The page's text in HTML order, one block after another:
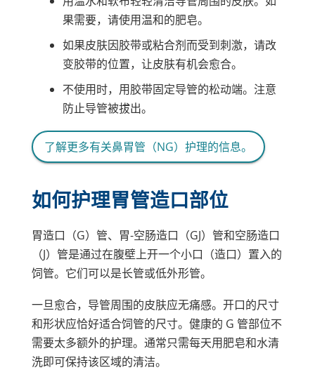
果需要，请使用温和的肥皂。
如果皮肤因胶带或粘合剂而受到刺激，请改
变胶带的位置，让皮肤有机会愈合。
不使用时，用胶带固定导管的松动端。注意
防止导管被拔出。
了解更多有关鼻胃管（NG）护理的信息。
如何护理胃管造口部位
胃造口（G）管、胃-空肠造口（GJ）管和空肠造口
（J）管是通过在腹壁上开一个小口（造口）置入的
饲管。它们可以是长管或低外形管。
一旦愈合，导管周围的皮肤应无痛感。开口的尺寸
和形状应恰好适合饲管的尺寸。健康的 G 管部位不
需要太多额外的护理。通常只需每天用肥皂和水清
洗即可保持该区域的清洁。